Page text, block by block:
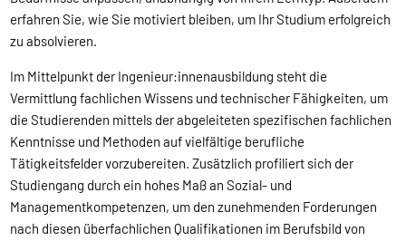
erfahren Sie, wie Sie motiviert bleiben, um Ihr Studium erfolgreich
zu absolvieren.
Im Mittelpunkt der Ingenieur:innenausbildung steht die
Vermittlung fachlichen Wissens und technischer Fähigkeiten, um
die Studierenden mittels der abgeleiteten spezifischen fachlichen
Kenntnisse und Methoden auf vielfältige berufliche
Tätigkeitsfelder vorzubereiten. Zusätzlich profiliert sich der
Studiengang durch ein hohes Maß an Sozial- und
Managementkompetenzen, um den zunehmenden Forderungen
nach diesen überfachlichen Qualifikationen im Berufsbild von